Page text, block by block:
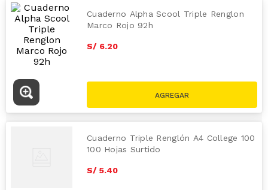
Cuaderno Alpha Scool Triple Renglon
Marco Rojo 92h
S/ 6.20
Cuaderno Triple Renglón A4 College 100
100 Hojas Surtido
S/ 5.40